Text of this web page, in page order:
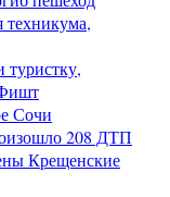
техникума,
туристку,
Сочи
208 ДТП
Крещенские